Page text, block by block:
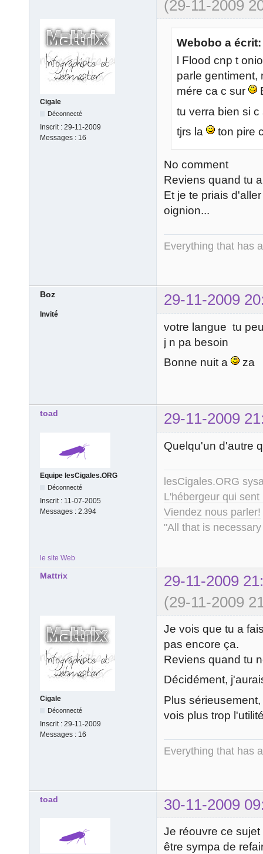
(29-11-2009
Cigale
Déconnecté
Inscrit : 29-11-2009
Messages : 16
Webobo a écrit:
l Flood cnp t
parle gentiment,
mére ca c sur
tu verra bien si
tjrs la
ton pire
No comment
Reviens quand tu
Et je te priais
oignion...
Everything that has
Boz 29-11-2009
Invité
votre langue tu
j n pa besoin
Bonne nuit a
za
toad 29-11-2009
Equipe lesCigales.ORG
Déconnecté
Inscrit : 11-07-2005
Messages : 2.394
Quelqu'un d'autre
lesCigales.ORG
L'hébergeur qui
Viendez nous parler!
"All that is
le site Web
Mattrix
29-11-2009
(29-11-2009
Cigale
Déconnecté
Inscrit : 29-11-2009
Messages : 16
Je vois que tu a
pas encore ça.
Reviens quand tu
Décidément,
Plus
vois plus trop
Everything that has
toad 30-11-2009
Je réouvre ce
être sympa de